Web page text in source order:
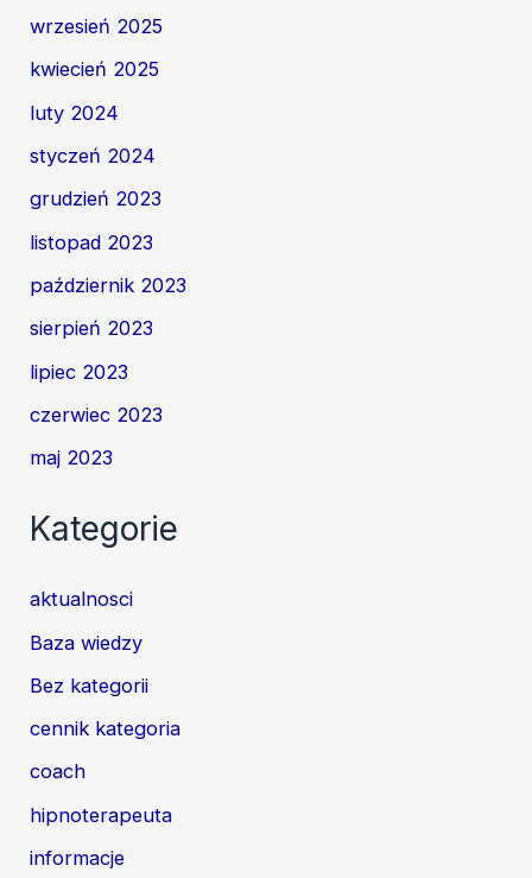
wrzesień 2025
kwiecień 2025
luty 2024
styczeń 2024
grudzień 2023
listopad 2023
październik 2023
sierpień 2023
lipiec 2023
czerwiec 2023
maj 2023
Kategorie
aktualnosci
Baza wiedzy
Bez kategorii
cennik kategoria
coach
hipnoterapeuta
informacje